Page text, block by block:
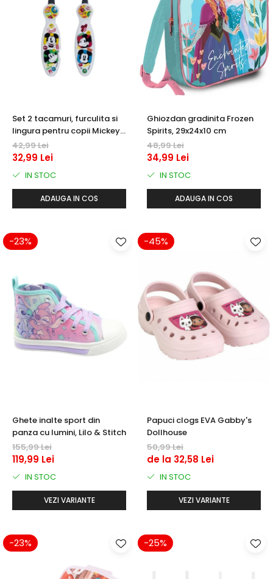
Set 2 tacamuri, furculita si
lingura pentru copii Mickey
Mouse, Fun-Tastic 15.5 cm
42,99 Lei
32,99 Lei
IN STOC
ADAUGA IN COS
Ghiozdan gradinita Frozen
Spirits, 29x24x10 cm
48,99 Lei
34,99 Lei
IN STOC
ADAUGA IN COS
-23%
Ghete inalte sport din
panza cu lumini, Lilo & Stitch
155,99 Lei
119,99 Lei
IN STOC
VEZI VARIANTE
-45%
Papuci clogs EVA Gabby's
Dollhouse
50,99 Lei
de la 32,58 Lei
IN STOC
VEZI VARIANTE
-23% -25%